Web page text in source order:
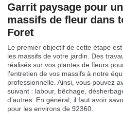
Garrit paysage pour
massifs de fleur dans
Foret
Le premier objectif de cette étape
les massifs de votre jardin. Des
réalisés sur vos plantes de fleurs
l'entretien de vos massifs à notre
professionnelle. Ainsi, vous pouvez
suivant : labour, bêchage,
d’autres. En général, il faut avoir
pour les environs de 92360.